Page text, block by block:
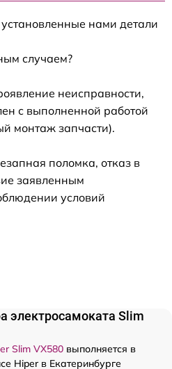
нами детали
случаем?
неисправности,
с выполненной работой
монтаж запчасти).
поломка, отказ в
заявленным
условий
электросамоката Slim
Slim VX580 выполняется в
Hiper в Екатеринбурге